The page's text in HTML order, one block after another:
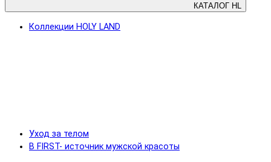
КАТАЛОГ HL
Коллекции HOLY LAND
Уход за телом
B FIRST- источник мужской красоты